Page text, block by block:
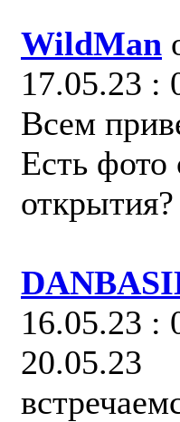
WildMan
17.05.23 :
Всем
Есть фото
открытия?
16.05.23 :
20.05.23